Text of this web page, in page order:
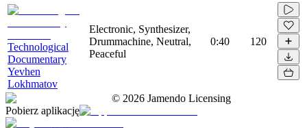
Technological
Documentary
Yevhen
Lokhmatov
Electronic, Synthesizer,
Drummachine, Neutral,
Peaceful
0:40 120
© 2026 Jamendo Licensing
Pobierz aplikację